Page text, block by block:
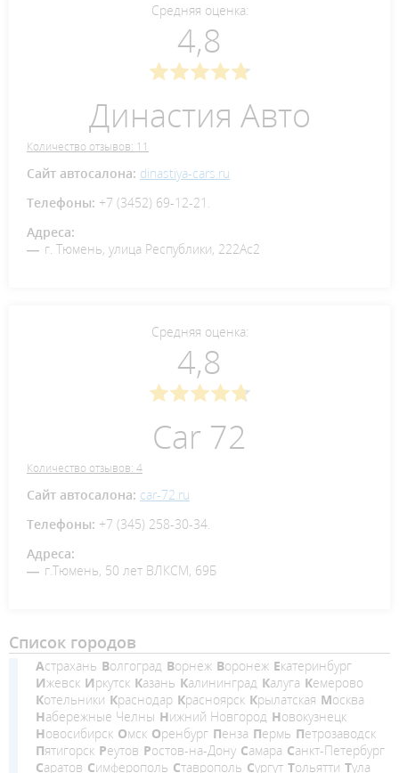
Средняя оценка:
4,8
Династия Авто
Количество отзывов: 11
Сайт автосалона: dinastiya-cars.ru
Телефоны: +7 (3452) 69-12-21.
Адреса:
г. Тюмень, улица Республики, 222Ас2
Средняя оценка:
4,8
Car 72
Количество отзывов: 4
Сайт автосалона: car-72.ru
Телефоны: +7 (345) 258-30-34.
Адреса:
г.Тюмень, 50 лет ВЛКСМ, 69Б
Список городов
Астрахань Волгоград Ворнеж Воронеж
Екатеринбург
Ижевск
Иркутск Казань Калининград Калуга
Кемерово
Котельники
Краснодар Красноярск Крылатская
Москва
Набережные Челны
Нижний Новгород
Новокузнецк
Новосибирск
Омск Оренбург Пенза Пермь
Петрозаводск
Пятигорск
Реутов Ростов-на-Дону Самара
Санкт-Петербург
Саратов
Симферополь Ставрополь Сургут Тольятти
Тула